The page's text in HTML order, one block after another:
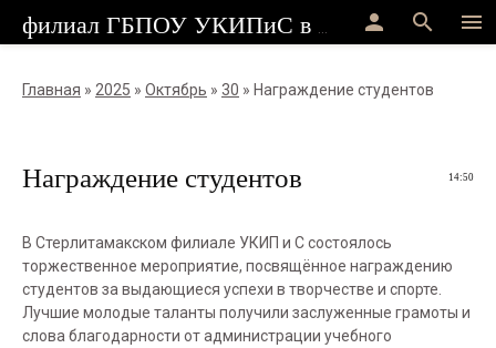
menu
search
person
Главная » 2025 » Октябрь » 30 » Награждение студентов
14:50
Награждение студентов
В Стерлитамакском филиале УКИП и С состоялось
торжественное мероприятие, посвящённое награждению
студентов за выдающиеся успехи в творчестве и спорте.
Лучшие молодые таланты получили заслуженные грамоты и
слова благодарности от администрации учебного